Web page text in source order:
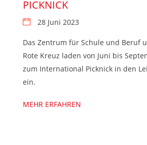
PICKNICK
28 Juni 2023
Das Zentrum für Schule und Beruf
Rote Kreuz laden von Juni bis
zum International Picknick in den
ein.
MEHR ERFAHREN